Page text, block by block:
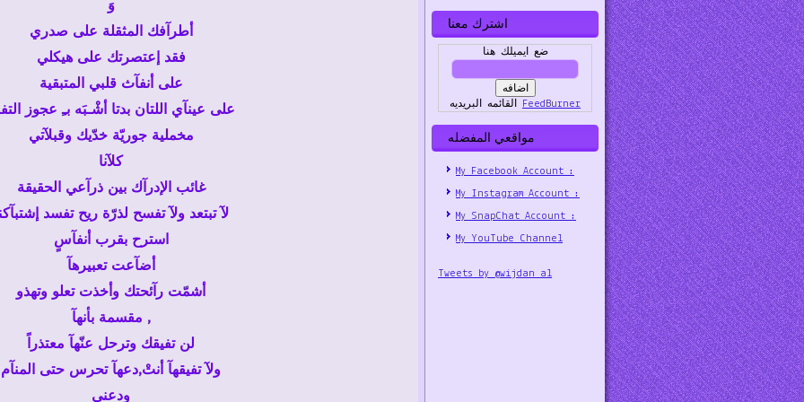
وَ
أطرآفك المثقلة على صدري
فقد إعتصرتك على هيكلي
على أنفآث قلبي المتبقية
على عينآي اللتان بدتا أشْـبَه بـِ عجوز
مخملية جوريّة خدّيك وقبلآتي
كلآنا
غائب الإدرآك بين ذرآعي الحقيقة
لآ تبتعد ولآ تفسح لذرّة ريح تفسد
استرح بقرب أنفآسٍ
أضآعت تعبيرهآ
أشمّت رآئحتك وأخذت تعلو وتهذو
مقسمة بأنهآ ,
لن تفيقك وترحل عنّهآ معتذراً
ولآ تفيقهآ أنتْ,دعهآ تحرس حتى المنآم
ودعني
اشترك معنا
ضع ايميلك هنا
FeedBurner
مواقعي المفضله
My Facebook Account :
My Instagram Account :
My SnapChat Account :
My YouTube Channel
Tweets by @wijdan_al